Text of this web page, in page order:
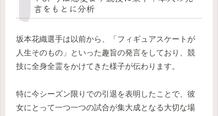
言をもとに分析
坂本花織選手は以前から、「フィギュアスケートが
人生そのもの」といった趣旨の発言をしており、競
技に全身全霊をかけてきた様子が伝わります。
特に今シーズン限りでの引退を表明したことで、彼
女にとって一つ一つの試合が集大成となる大切な場